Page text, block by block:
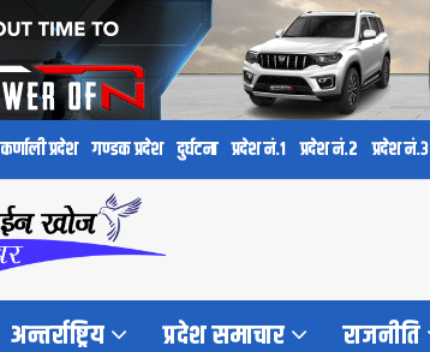
कर्णाली प्रदेश गण्डक प्रदेश दुर्घटना प्रदेश नं.१ प्रदेश नं.२ प्रदेश नं.३
अन्तर्राष्ट्रिय प्रदेश समाचार राजनीति